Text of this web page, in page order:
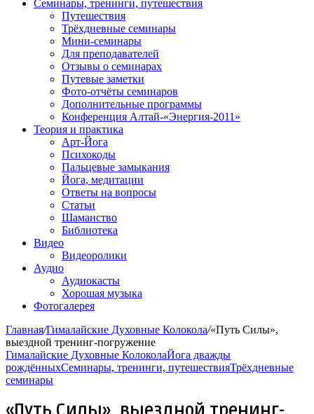
Семинары, тренинги, путешествия
Путешествия
Трёхдневные семинары
Мини-семинары
Для преподавателей
Отзывы о семинарах
Путевые заметки
Фото-отчёты семинаров
Дополнительные программы
Конференция Алтай-«Энергия-2011»
Теория и практика
Арт-Йога
Психокоды
Пальцевые замыкания
Йога, медитации
Ответы на вопросы
Статьи
Шаманство
Библиотека
Видео
Видеоролики
Аудио
Аудиокасты
Хорошая музыка
Фотогалерея
Главная/Гималайские Духовные Колокола/«Путь Силы»,
выездной тренинг-погружение
Гималайские Духовные КолоколаЙога дважды
рождённыхСеминары, тренинги, путешествияТрёхдневные
семинары